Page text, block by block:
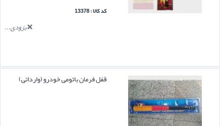
کد کالا : 13378
بزودی...
قفل فرمان باتومی خودرو (وارداتی)